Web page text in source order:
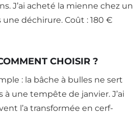
J’ai acheté la mienne chez un
une déchirure. Coût : 180 €
CHOISIR ?
: la bâche à bulles ne sert
à une tempête de janvier. J’ai
l’a transformée en cerf-